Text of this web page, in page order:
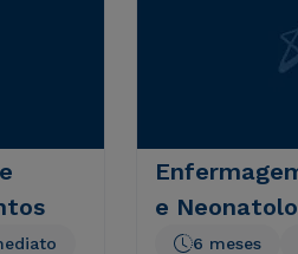
e
6 meses